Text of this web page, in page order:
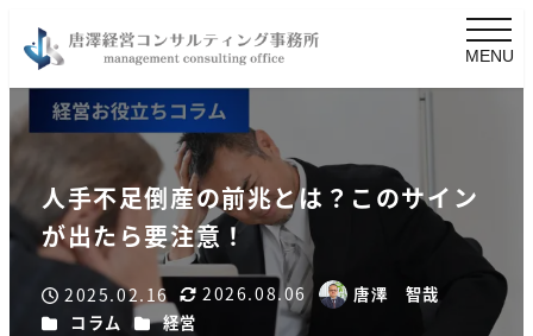
MENU
人手不足倒産の前兆とは？このサイン
が出たら要注意！
投稿日2025.02.16 更新日
2026.08.06
著
唐澤 智哉
カテゴリー
コラム カテゴリー
経営